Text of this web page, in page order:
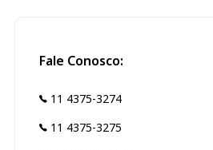
Fale Conosco:
11 4375-3274
11 4375-3275